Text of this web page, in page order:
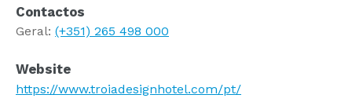
Contactos
Geral: (+351) 265 498 000
Website
https://www.troiadesignhotel.com/pt/